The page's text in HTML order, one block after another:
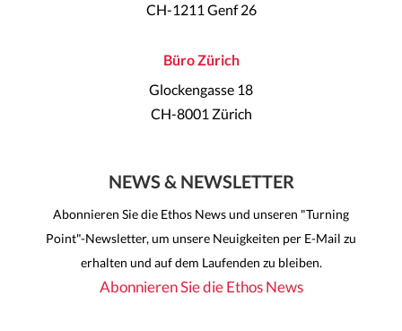
CH-1211 Genf 26
Büro Zürich
Glockengasse 18
CH-8001 Zürich
NEWS & NEWSLETTER
Abonnieren Sie die Ethos News und unseren "Turning
Point"-Newsletter, um unsere Neuigkeiten per E-Mail zu
erhalten und auf dem Laufenden zu bleiben.
Abonnieren Sie die Ethos News